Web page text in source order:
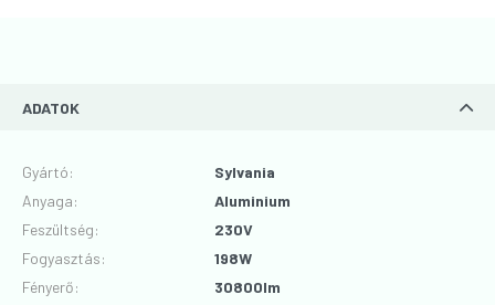
ADATOK
Gyártó:
Sylvania
Anyaga:
Aluminium
Feszültség:
230V
Fogyasztás:
198W
Fényerő:
30800lm